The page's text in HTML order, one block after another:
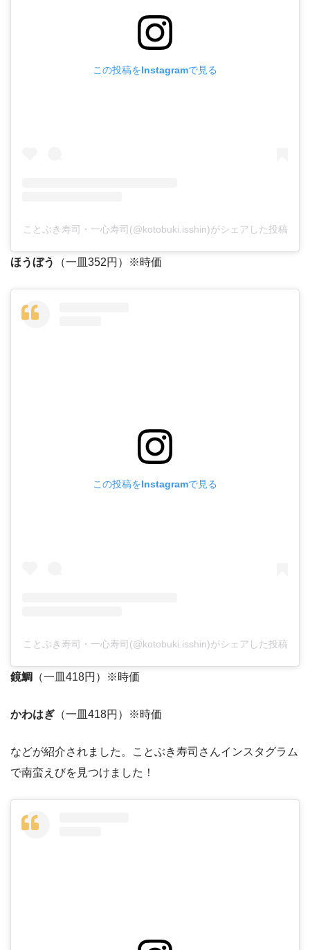
この投稿をInstagramで見る
ことぶき寿司・一心寿司(@kotobuki.isshin)がシェアした投稿
ほうぼう （一皿352円）※時価
この投稿をInstagramで見る
ことぶき寿司・一心寿司(@kotobuki.isshin)がシェアした投稿
鏡鯛 （一皿418円）※時価
かわはぎ （一皿418円）※時価
などが紹介されました。ことぶき寿司さんインスタグラム
で南蛮えびを見つけました！